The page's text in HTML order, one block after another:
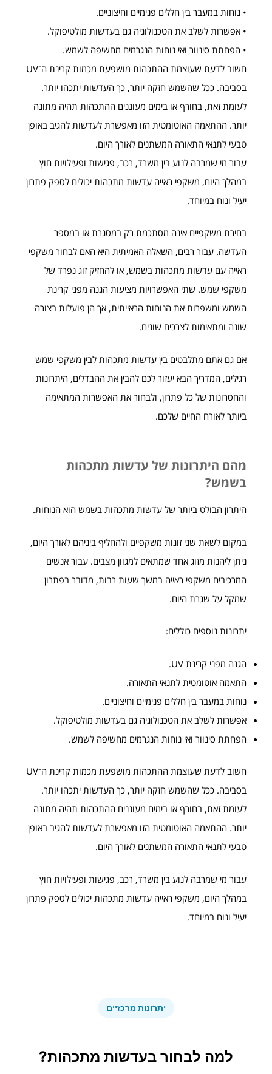
• נוחות במעבר בין חללים פנימיים וחיצוניים.
• אפשרות לשלב את הטכנולוגיה גם בעדשות מולטיפוקל.
• הפחתת סינוור ואי נוחות הנגרמים מחשיפה לשמש.
חשוב לדעת שעוצמת ההתכהות מושפעת מכמות קרינת ה־UV
בסביבה. ככל שהשמש חזקה יותר, כך העדשות יתכהו יותר.
לעומת זאת, בחורף או בימים מעוננים ההתכהות תהיה מתונה
יותר. ההתאמה האוטומטית הזו מאפשרת לעדשות להגיב באופן
טבעי לתנאי התאורה המשתנים לאורך היום.
עבור מי שמרבה לנוע בין משרד, רכב, פגישות ופעילויות חוץ
במהלך היום, משקפי ראייה עדשות מתכהות יכולים לספק פתרון
יעיל ונוח במיוחד.
בחירת משקפיים אינה מסתכמת רק במסגרת או במספר
העדשה. עבור רבים, השאלה האמיתית היא האם לבחור משקפי
ראייה עם עדשות מתכהות בשמש, או להחזיק זוג נפרד של
משקפי שמש. שתי האפשרויות מציעות הגנה מפני קרינת
השמש ומשפרות את הנוחות הראייתית, אך הן פועלות בצורה
שונה ומתאימות לצרכים שונים.
אם גם אתם מתלבטים בין עדשות מתכהות לבין משקפי שמש
רגילים, המדריך הבא יעזור לכם להבין את ההבדלים, היתרונות
והחסרונות של כל פתרון, ולבחור את האפשרות המתאימה
ביותר לאורח החיים שלכם.
מהם היתרונות של עדשות מתכהות
בשמש?
היתרון הבולט ביותר של עדשות מתכהות בשמש הוא הנוחות.
במקום לשאת שני זוגות משקפיים ולהחליף ביניהם לאורך היום,
ניתן ליהנות מזוג אחד שמתאים למגוון מצבים. עבור אנשים
המרכיבים משקפי ראייה במשך שעות רבות, מדובר בפתרון
שמקל על שגרת היום.
יתרונות נוספים כוללים:
הגנה מפני קרינת UV.
התאמה אוטומטית לתנאי התאורה.
נוחות במעבר בין חללים פנימיים וחיצוניים.
אפשרות לשלב את הטכנולוגיה גם בעדשות מולטיפוקל.
הפחתת סינוור ואי נוחות הנגרמים מחשיפה לשמש.
חשוב לדעת שעוצמת ההתכהות מושפעת מכמות קרינת ה־UV
בסביבה. ככל שהשמש חזקה יותר, כך העדשות יתכהו יותר.
לעומת זאת, בחורף או בימים מעוננים ההתכהות תהיה מתונה
יותר. ההתאמה האוטומטית הזו מאפשרת לעדשות להגיב באופן
טבעי לתנאי התאורה המשתנים לאורך היום.
עבור מי שמרבה לנוע בין משרד, רכב, פגישות ופעילויות חוץ
במהלך היום, משקפי ראייה עדשות מתכהות יכולים לספק פתרון
יעיל ונוח במיוחד.
יתרונות מרכזיים
למה לבחור בעדשות מתכהות?